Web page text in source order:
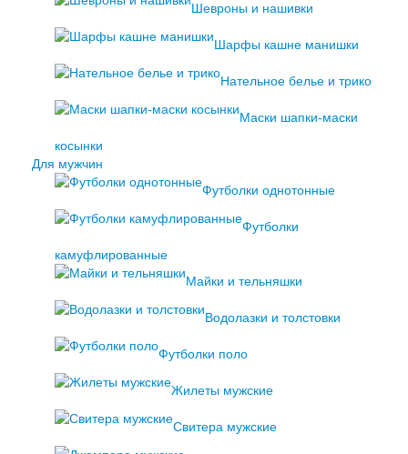
Шевроны и нашивки
Шарфы кашне манишки
Нательное белье и трико
Маски шапки-маски
косынки
Для мужчин
Футболки однотонные
Футболки
камуфлированные
Майки и тельняшки
Водолазки и толстовки
Футболки поло
Жилеты мужские
Свитера мужские